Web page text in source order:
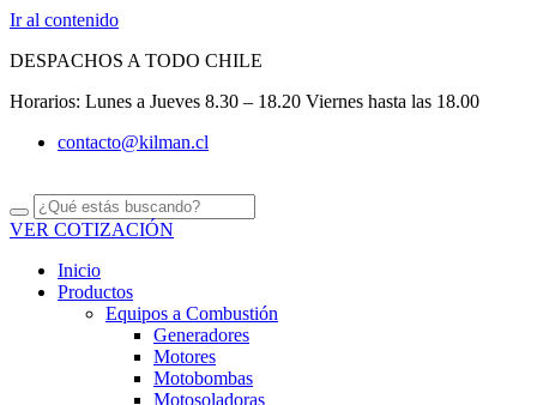
Ir al contenido
DESPACHOS A TODO CHILE
Horarios: Lunes a Jueves 8.30 – 18.20 Viernes hasta las 18.00
contacto@kilman.cl
VER COTIZACIÓN
Inicio
Productos
Equipos a Combustión
Generadores
Motores
Motobombas
Motosoladoras